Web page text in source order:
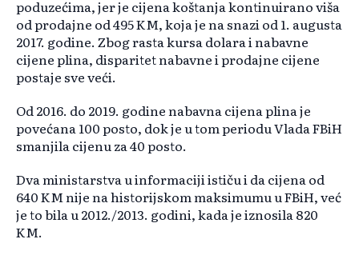
poduzećima, jer je cijena koštanja kontinuirano viša
od prodajne od 495 KM, koja je na snazi od 1. augusta
2017. godine. Zbog rasta kursa dolara i nabavne
cijene plina, disparitet nabavne i prodajne cijene
postaje sve veći.
Od 2016. do 2019. godine nabavna cijena plina je
povećana 100 posto, dok je u tom periodu Vlada FBiH
smanjila cijenu za 40 posto.
Dva ministarstva u informaciji ističu i da cijena od
640 KM nije na historijskom maksimumu u FBiH, već
je to bila u 2012./2013. godini, kada je iznosila 820
KM.